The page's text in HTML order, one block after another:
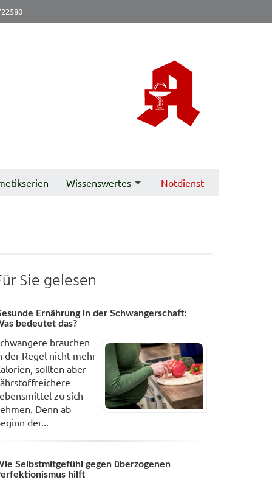
Wissenswertes Notdienst
Sie gelesen
Ernährung in der Schwangerschaft:
bedeutet das?
brauchen
der Regel nicht mehr
sollten aber
zu sich
Denn ab
der...
Selbstmitgefühl gegen überzogenen
hilft